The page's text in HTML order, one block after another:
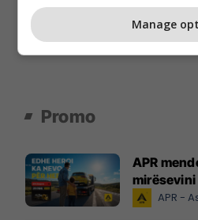
Promo
APR
APR -
Manage